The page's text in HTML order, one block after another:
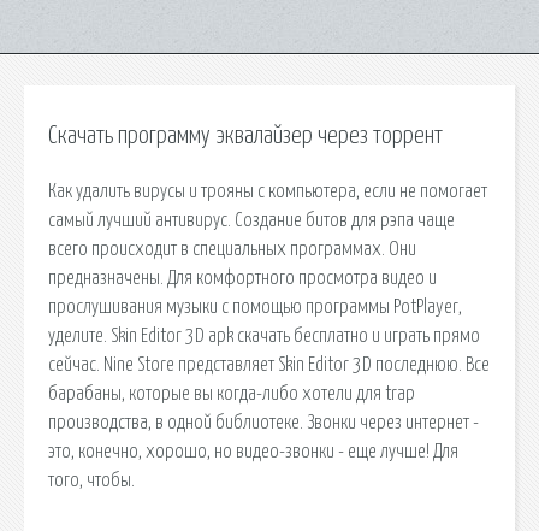
Скачать программу эквалайзер через торрент
Как удалить вирусы и трояны с компьютера, если не помогает
самый лучший антивирус. Создание битов для рэпа чаще
всего происходит в специальных программах. Они
предназначены. Для комфортного просмотра видео и
прослушивания музыки с помощью программы PotPlayer,
уделите. Skin Editor 3D apk скачать бесплатно и играть прямо
сейчас. Nine Store представляет Skin Editor 3D последнюю. Все
барабаны, которые вы когда-либо хотели для trap
производства, в одной библиотеке. Звонки через интернет -
это, конечно, хорошо, но видео-звонки - еще лучше! Для
того, чтобы.